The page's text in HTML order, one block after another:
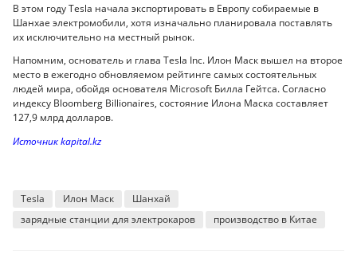
В этом году Tesla начала экспортировать в Европу собираемые в
Шанхае электромобили, хотя изначально планировала поставлять
их исключительно на местный рынок.
Напомним, основатель и глава Tesla Inc. Илон Маск вышел на второе
место в ежегодно обновляемом рейтинге самых состоятельных
людей мира, обойдя основателя Microsoft Билла Гейтса. Согласно
индексу Bloomberg Billionaires, состояние Илона Маска составляет
127,9 млрд долларов.
Источник kapital.kz
Tesla Илон Маск
Шанхай
зарядные станции для электрокаров
производство в Китае